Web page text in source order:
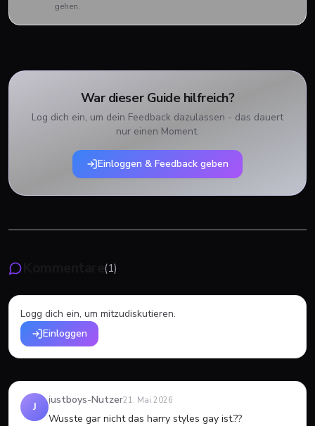
gehen.
War dieser Guide hilfreich?
Log dich ein, um dein Feedback dazulassen - das dauert
nur einen Moment.
Einloggen & Feedback geben
(1)
Logg dich ein, um mitzudiskutieren.
Einloggen
J
justboys-Nutzer21. Mai 2026
Wusste gar nicht das harry styles gay ist.??